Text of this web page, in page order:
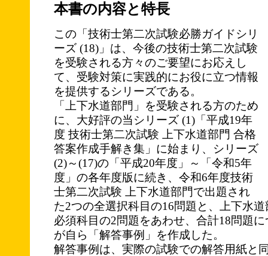
本書の内容と特長
この「技術士第二次試験必勝ガイドシリ
ーズ (18)」は、今後の技術士第二次試験
を受験される方々のご要望にお応えし
て、受験対策に実践的にお役に立つ情報
を提供するシリーズである。
「上下水道部門」を受験される方のため
に、大好評の当シリーズ (1)「平成19年
度 技術士第二次試験 上下水道部門 合格
答案作成手解き集」に始まり、シリーズ
(2)～(17)の「平成20年度」～「令和5年
度」の各年度版に続き、令和6年度技術
士第二次試験 上下水道部門で出題され
た2つの全選択科目の16問題と、上下水
必須科目の2問題をあわせ、合計18問題
が自ら「解答事例」を作成した。
解答事例は、実際の試験での解答用紙と